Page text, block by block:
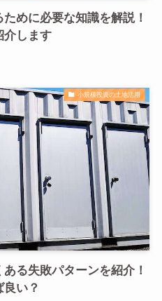
めに必要な知識を解説！
介します
小規模投資の土地活用
る失敗パターンを紹介！
い？